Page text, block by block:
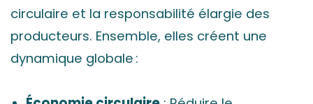
circulaire et la responsabilité élargie des
producteurs. Ensemble, elles créent une
dynamique globale :